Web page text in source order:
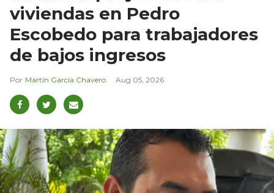
viviendas en Pedro
Escobedo para trabajadores
de bajos ingresos
Martín García Chavero Aug 05, 2026